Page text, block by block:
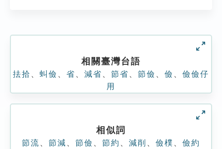
相關臺灣台語
抾拾 虯儉 省 減省 節省 節儉 儉
儉儉仔
用
相似詞
節流 節減 節儉 節約 減削 儉樸 儉約